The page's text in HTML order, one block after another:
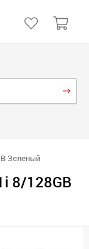
Зеленый
8/128GB